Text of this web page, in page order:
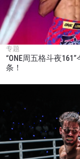
专题
“ONE周五格斗夜
条！